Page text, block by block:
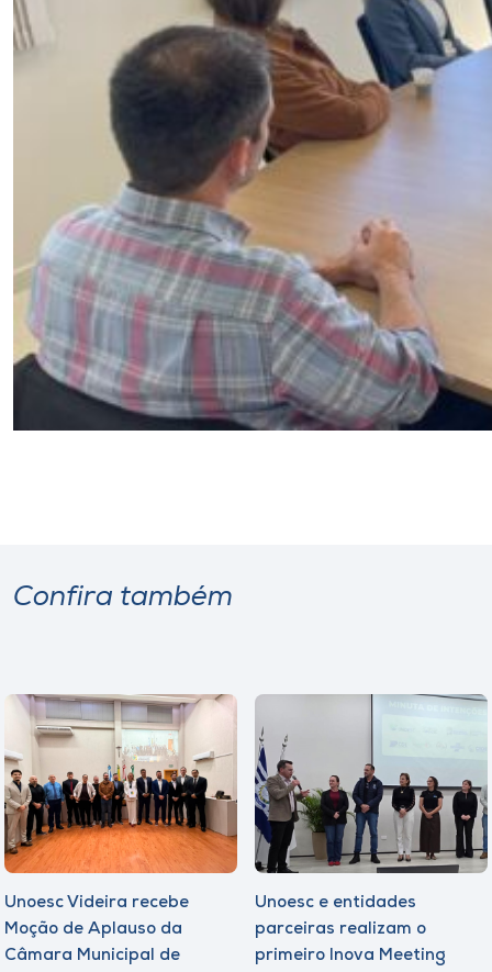
Confira também
Unoesc Videira recebe
Moção de Aplauso da
Câmara Municipal de
Unoesc e entidades
parceiras realizam o
primeiro Inova Meeting